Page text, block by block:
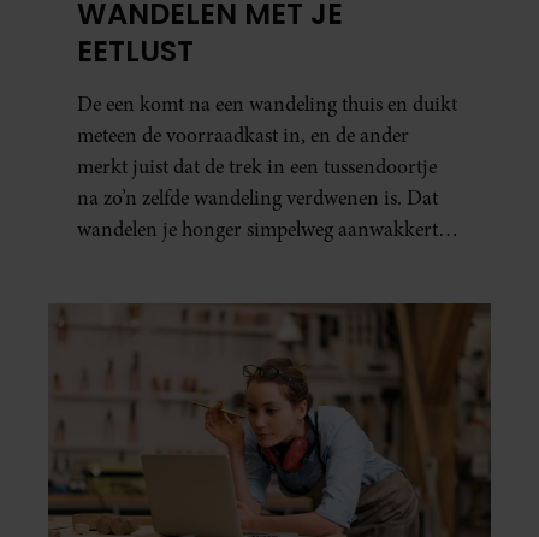
WANDELEN MET JE
EETLUST
De een komt na een wandeling thuis en duikt
meteen de voorraadkast in, en de ander
merkt juist dat de trek in een tussendoortje
na zo’n zelfde wandeling verdwenen is. Dat
wandelen je honger simpelweg aanwakkert,